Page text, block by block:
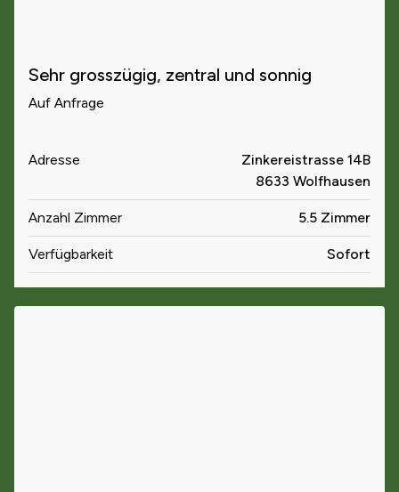
Sehr grosszügig, zentral und sonnig
Auf Anfrage
Adresse
Zinkereistrasse 14B
8633 Wolfhausen
Anzahl Zimmer 5.5 Zimmer
Verfügbarkeit Sofort